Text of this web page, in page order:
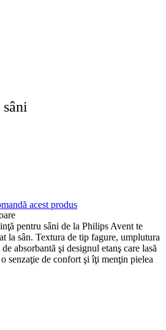
acest produs
pentru sâni de la Philips Avent te
la sân. Textura de tip fagure, umplutura
absorbantă şi designul etanş care lasă
senzaţie de confort şi îţi menţin pielea